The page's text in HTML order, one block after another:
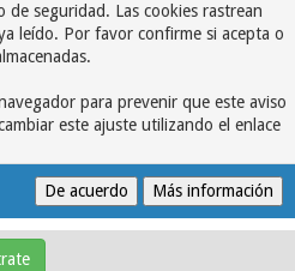
seguridad. Las cookies rastrean
leído. Por favor confirme si acepta o
para prevenir que este aviso
este ajuste utilizando el enlace